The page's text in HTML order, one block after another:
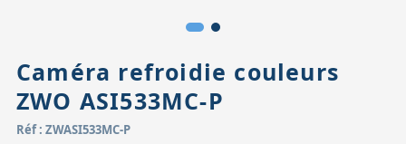
Caméra refroidie couleurs
ZWO ASI533MC-P
Réf : ZWASI533MC-P